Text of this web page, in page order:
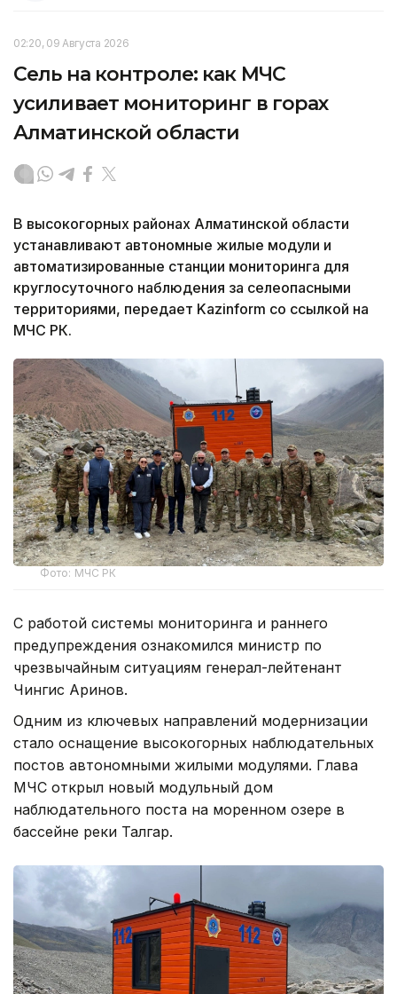
02:20, 09 Августа 2026
Сель на контроле: как МЧС
усиливает мониторинг в горах
Алматинской области
В высокогорных районах Алматинской области
устанавливают автономные жилые модули и
автоматизированные станции мониторинга для
круглосуточного наблюдения за селеопасными
территориями, передает Kazinform со ссылкой на
МЧС РК.
Фото: МЧС РК
С работой системы мониторинга и раннего
предупреждения ознакомился министр по
чрезвычайным ситуациям генерал-лейтенант
Чингис Аринов.
Одним из ключевых направлений модернизации
стало оснащение высокогорных наблюдательных
постов автономными жилыми модулями. Глава
МЧС открыл новый модульный дом
наблюдательного поста на моренном озере в
бассейне реки Талгар.